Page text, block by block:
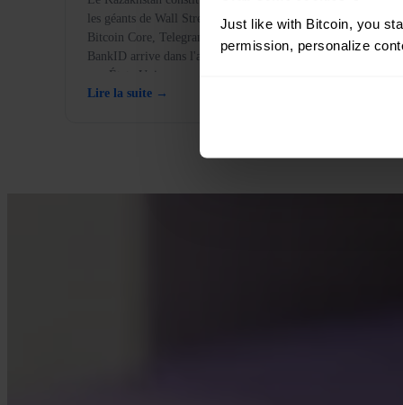
Just like with Bitcoin, you
permission, personalize
les géants de Wall Street financent le développement de
Bitcoin Core, Telegram ajoute un portefeuille self-custody,
BankID arrive dans l'application, et l'or, autrefois interdit
aux États-Unis.
Lire la suite →